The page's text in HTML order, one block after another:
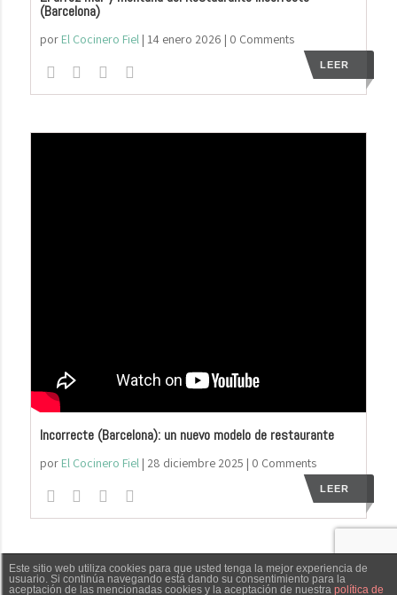
(Barcelona)
por El Cocinero Fiel| 14 enero 2026 | 0 Comments
LEER
Incorrecte (Barcelona): un nuevo modelo de restaurante
por El Cocinero Fiel| 28 diciembre 2025 | 0 Comments
LEER
El Cocinero Fiel © 2019 -Aviso legal|Política de
Este sitio web utiliza cookies para que usted tenga la mejor experiencia de
usuario. Si continúa navegando está dando su consentimiento para la
aceptación de las mencionadas cookies y la aceptación de nuestra política de